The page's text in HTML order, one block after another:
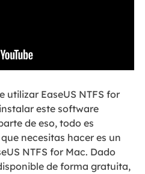
utilizar EaseUS NTFS for
este software
de eso, todo es
necesitas hacer es un
NTFS for Mac. Dado
de forma gratuita,